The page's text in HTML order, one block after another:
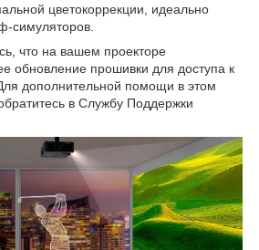
цветокоррекции, идеально
симуляторов.
что на вашем проекторе
обновление прошивки для доступа к
дополнительной помощи в этом
в Службу Поддержки